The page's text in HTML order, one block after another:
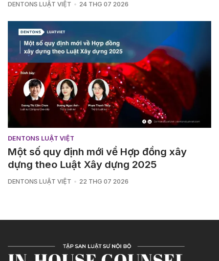
DENTONS LUẬT VIỆT 24 THG 07 2026
DENTONS LUẬT VIỆT
Một số quy định mới về Hợp đồng xây
dựng theo Luật Xây dựng 2025
DENTONS LUẬT VIỆT 22 THG 07 2026